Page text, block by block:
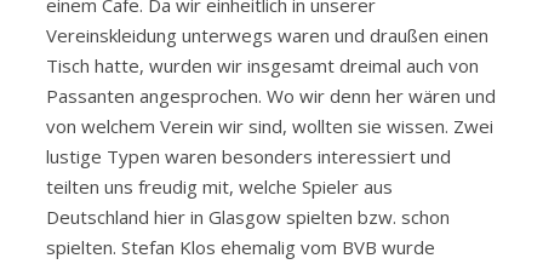
einem Cafe. Da wir einheitlich in unserer
Vereinskleidung unterwegs waren und draußen einen
Tisch hatte, wurden wir insgesamt dreimal auch von
Passanten angesprochen. Wo wir denn her wären und
von welchem Verein wir sind, wollten sie wissen. Zwei
lustige Typen waren besonders interessiert und
teilten uns freudig mit, welche Spieler aus
Deutschland hier in Glasgow spielten bzw. schon
spielten. Stefan Klos ehemalig vom BVB wurde